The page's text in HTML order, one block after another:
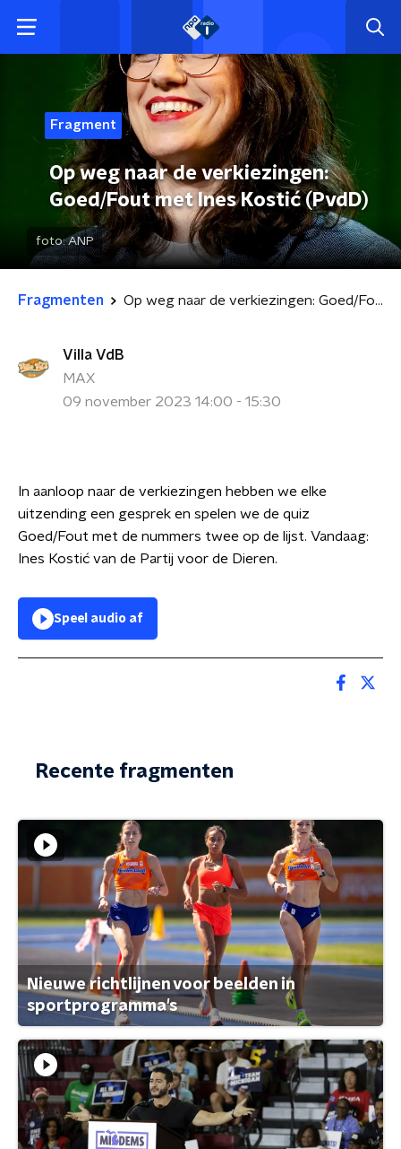
Fragment
Op weg naar de verkiezingen:
Goed/Fout met Ines Kostić (PvdD)
foto:ANP
Fragmenten Op weg naar de verkiezingen: Goed/Fout met Ines Kostić (PvdD)
Villa VdB
MAX
09 november 2023 14:00 - 15:30
In aanloop naar de verkiezingen hebben we elke
uitzending een gesprek en spelen we de quiz
Goed/Fout met de nummers twee op de lijst. Vandaag:
Ines Kostić van de Partij voor de Dieren.
Speel audio af
Recente fragmenten
Nieuwe richtlijnen voor beelden in
sportprogramma's